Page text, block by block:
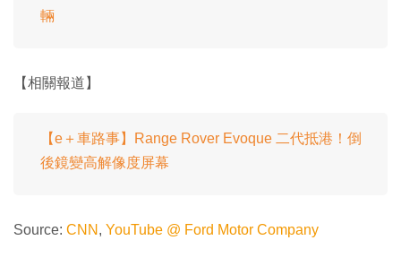
輛
【相關報道】
【e＋車路事】Range Rover Evoque 二代抵港！倒
後鏡變高解像度屏幕
Source: CNN , YouTube @ Ford Motor Company